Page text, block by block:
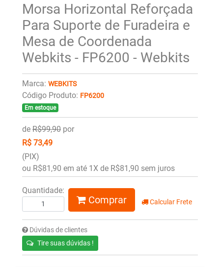
Morsa Horizontal Reforçada
Para Suporte de Furadeira e
Mesa de Coordenada
Webkits - FP6200 - Webkits
Marca: WEBKITS
Código Produto: FP6200
Em estoque
de R$99,90 por
R$ 73,49
(PIX)
ou R$81,90 em até 1X de R$81,90 sem juros
Quantidade:
Comprar Calcular Frete
Dúvidas de clientes
Tire suas dúvidas !